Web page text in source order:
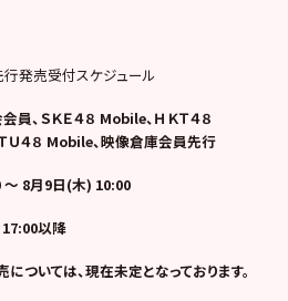
発売受付スケジュール
、ＳＫＥ４８ Mobile、ＨＫＴ４８
Ｕ４８ Mobile、映像倉庫会員先行
～ 8月9日(木) 10:00
以降
ついては、現在未定となっております。